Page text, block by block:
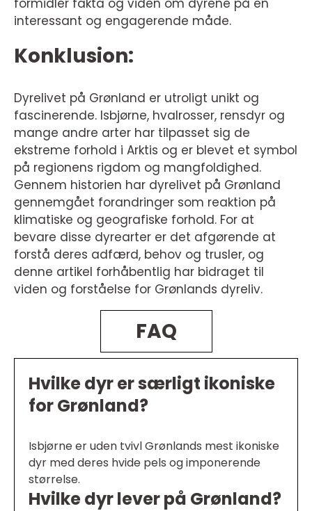
formidler fakta og viden om dyrene på en
interessant og engagerende måde.
Konklusion:
Dyrelivet på Grønland er utroligt unikt og
fascinerende. Isbjørne, hvalrosser, rensdyr og
mange andre arter har tilpasset sig de
ekstreme forhold i Arktis og er blevet et symbol
på regionens rigdom og mangfoldighed.
Gennem historien har dyrelivet på Grønland
gennemgået forandringer som reaktion på
klimatiske og geografiske forhold. For at
bevare disse dyrearter er det afgørende at
forstå deres adfærd, behov og trusler, og
denne artikel forhåbentlig har bidraget til
viden og forståelse for Grønlands dyreliv.
FAQ
Hvilke dyr er særligt ikoniske
for Grønland?
Isbjørne er uden tvivl Grønlands mest ikoniske
dyr med deres hvide pels og imponerende
størrelse.
Hvilke dyr lever på Grønland?